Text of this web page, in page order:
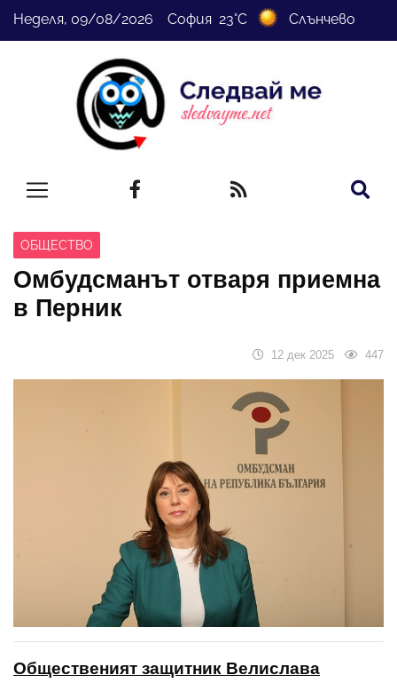
Неделя, 09/08/2026 София 23°C Слънчево
ОБЩЕСТВО
Омбудсманът отваря приемна
в Перник
12 дек 2025 447
Общественият защитник Велислава